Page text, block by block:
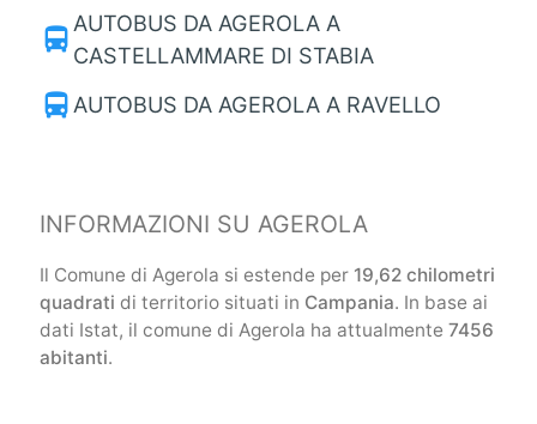
directions_bus AUTOBUS DA AGEROLA A
CASTELLAMMARE DI STABIA
directions_bus AUTOBUS DA AGEROLA A RAVELLO
INFORMAZIONI SU AGEROLA
Il Comune di Agerola si estende per 19,62 chilometri
quadrati di territorio situati in Campania. In base ai
dati Istat, il comune di Agerola ha attualmente 7456
abitanti.